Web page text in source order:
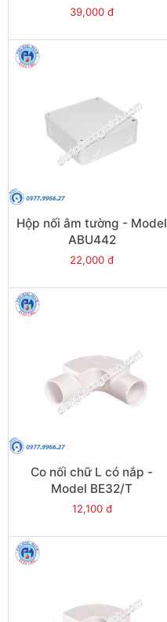
39,000 đ
Hộp nối âm tường - Model
ABU442
22,000 đ
Co nối chữ L có nắp -
Model BE32/T
12,100 đ